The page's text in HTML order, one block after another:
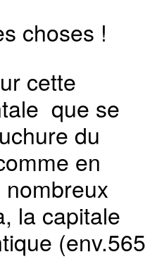
choses !
cette
que se
du
en
la capitale
(env.565